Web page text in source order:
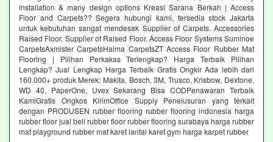
installation & many design options Kreasi Sarana Berkah | Access
Floor and Carpets?? Segera hubungi kami, tersedia stock Jakarta
untuk kebutuhan sangat mendesak Supplier of Carpets. Accessories
Raised Floor. Supplier of Raised Floor. Access Floor Systems Suminoe
CarpetsAxmister CarpetsHaima CarpetsZT Access Floor Rubber Mat
Flooring | Pilihan Perkakas Terlengkap? Harga Terbaik Pilihan
Lengkap? Jual Lengkap Harga Terbaik Gratis Ongkir Ada lebih dari
160.000+ produk Merek: Makita, Bosch, 3M, Trusco, Krisbow, Dextone,
WD 40, PaperOne, Uvex Sekarang Bisa CODPenawaran Terbaik
KamiGratis Ongkos KirimOffice Supply Penelusuran yang terkait
dengan PRODUSEN rubber flooring rubber flooring indonesia harga
rubber floor jual beli rubber floor rubber flooring surabaya harga rubber
mat playground rubber mat karet lantai karet gym harga karpet rubber